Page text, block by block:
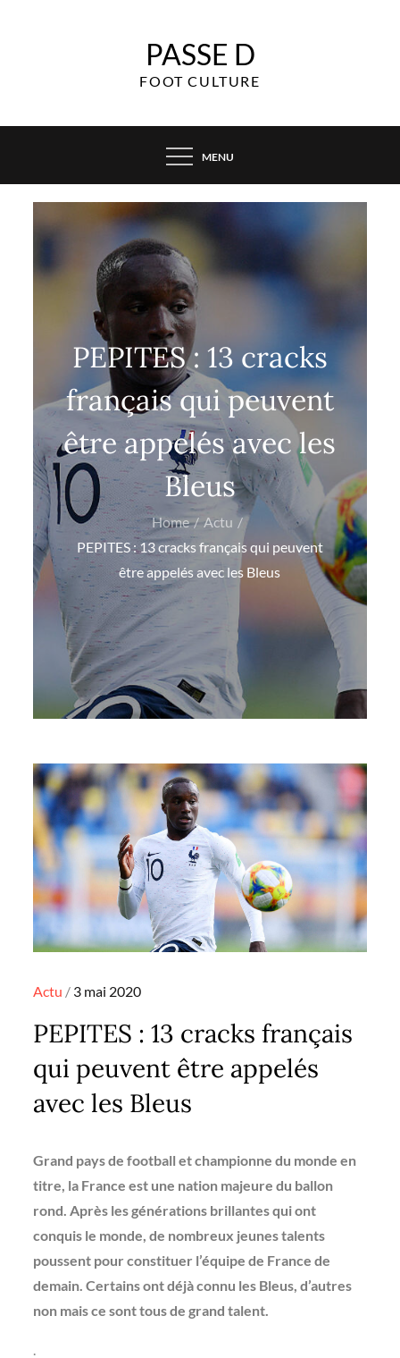
PASSE D
FOOT CULTURE
MENU
PEPITES : 13 cracks
français qui peuvent
être appelés avec les
Bleus
Home
Actu
PEPITES : 13 cracks français qui peuvent
être appelés avec les Bleus
Actu Posted
3 mai 2020
PEPITES : 13 cracks français
qui peuvent être appelés
avec les Bleus
Grand pays de football et championne du monde en
titre, la France est une nation majeure du ballon
rond. Après les générations brillantes qui ont
conquis le monde, de nombreux jeunes talents
poussent pour constituer l’équipe de France de
demain. Certains ont déjà connu les Bleus, d’autres
non mais ce sont tous de grand talent.
.